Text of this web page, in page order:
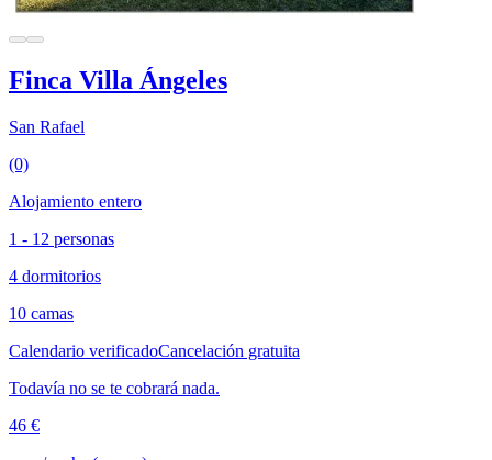
Finca Villa Ángeles
San Rafael
(0)
Alojamiento entero
1 - 12 personas
4 dormitorios
10 camas
Calendario verificadoCancelación gratuita
Todavía no se te cobrará nada.
46 €